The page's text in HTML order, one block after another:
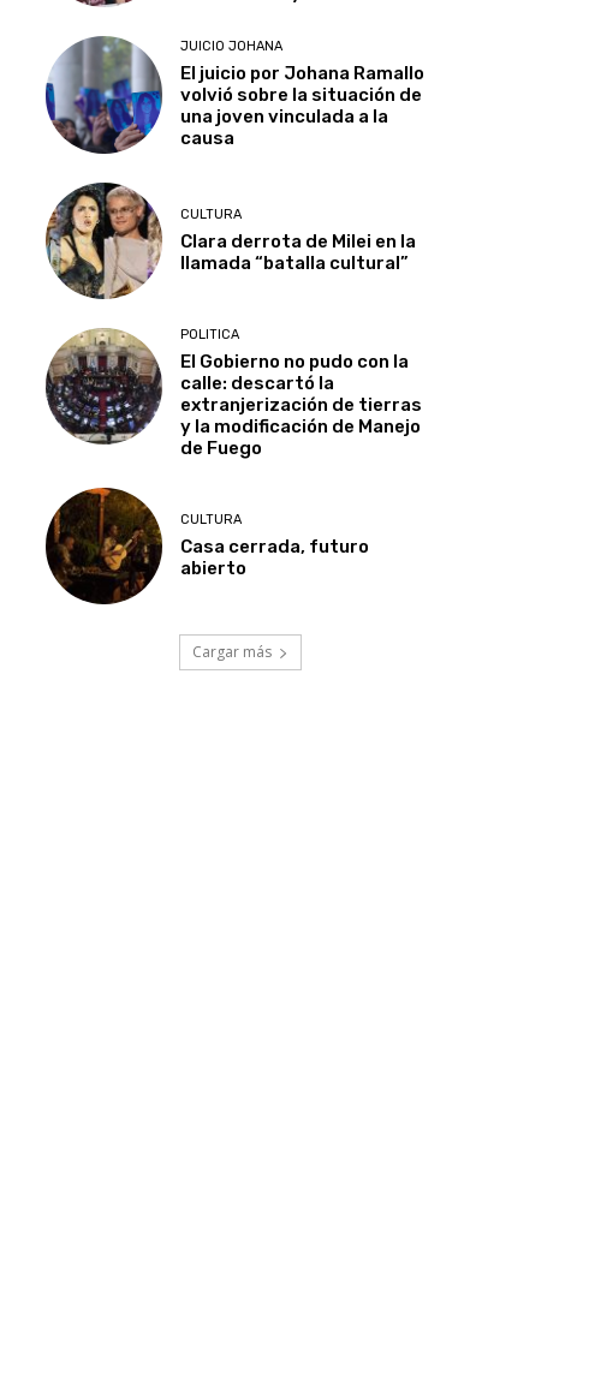
JUICIO JOHANA
El juicio por Johana Ramallo
volvió sobre la situación de
una joven vinculada a la
causa
CULTURA
Clara derrota de Milei en la
llamada “batalla cultural”
POLITICA
El Gobierno no pudo con la
calle: descartó la
extranjerización de tierras
y la modificación de Manejo
de Fuego
CULTURA
Casa cerrada, futuro
abierto
Cargar más